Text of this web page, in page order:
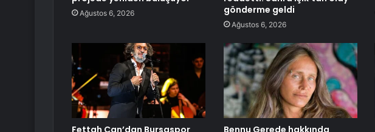
Ağustos 6, 2026
gönderme geldi
Ağustos 6, 2026